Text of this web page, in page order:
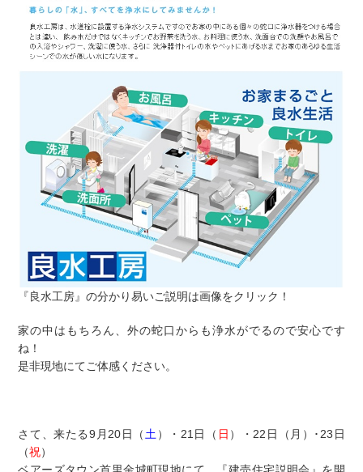
『良水工房』の分かり易いご説明は画像をクリック！
家の中はもちろん、外の蛇口からも浄水がでるので安心です
ね！
是非現地にてご体感ください。
さて、来たる9月20日（土）・21日（ 日 ）・22日（月）･23日
（祝）